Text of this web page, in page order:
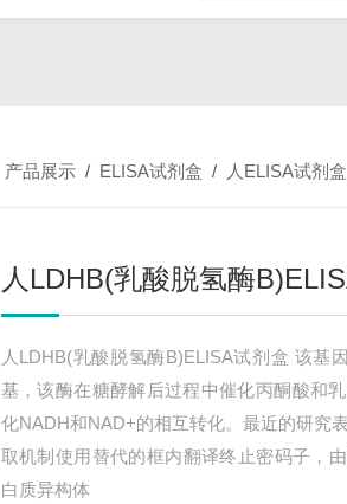
产品展示 / ELISA试剂盒 / 人ELISA试剂盒
人LDHB(乳酸脱氢酶
人LDHB(乳酸脱氢酶B)ELISA试剂盒 该基
基，该酶在糖酵解后过程中催化丙酮酸和
化NADH和NAD+的相互转化。最近的研究
取机制使用替代的框内翻译终止密码子，
白质异构体